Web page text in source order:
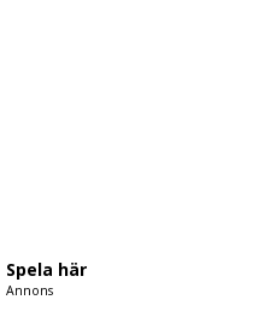
Spela här
Annons